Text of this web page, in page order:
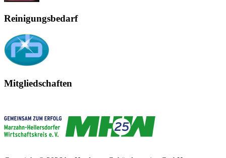
Reinigungsbedarf
Mitgliedschaften